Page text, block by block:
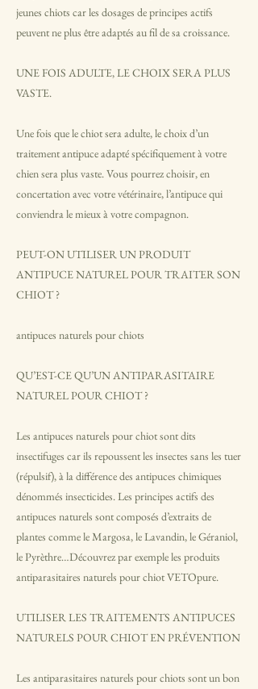
jeunes chiots car les dosages de principes actifs
peuvent ne plus être adaptés au fil de sa croissance.
UNE FOIS ADULTE, LE CHOIX SERA PLUS
VASTE.
Une fois que le chiot sera adulte, le choix d’un
traitement antipuce adapté spécifiquement à votre
chien sera plus vaste. Vous pourrez choisir, en
concertation avec votre vétérinaire, l’antipuce qui
conviendra le mieux à votre compagnon.
PEUT-ON UTILISER UN PRODUIT
ANTIPUCE NATUREL POUR TRAITER SON
CHIOT ?
antipuces naturels pour chiots
QU’EST-CE QU’UN ANTIPARASITAIRE
NATUREL POUR CHIOT ?
Les antipuces naturels pour chiot sont dits
insectifuges car ils repoussent les insectes sans les tuer
(répulsif), à la différence des antipuces chimiques
dénommés insecticides. Les principes actifs des
antipuces naturels sont composés d’extraits de
plantes comme le Margosa, le Lavandin, le Géraniol,
le Pyrèthre…Découvrez par exemple les produits
antiparasitaires naturels pour chiot VETOpure.
UTILISER LES TRAITEMENTS ANTIPUCES
NATURELS POUR CHIOT EN PRÉVENTION
Les antiparasitaires naturels pour chiots sont un bon